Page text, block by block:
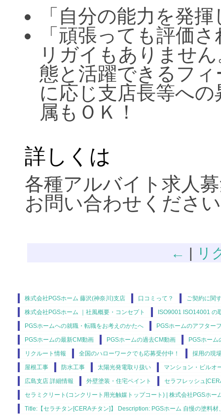
「自分の能力を発
「頑張っても評価
リガイもありませ
態と活躍できるフ
に応じ支店長等へ
属もＯＫ！
詳しくは
各種アルバイト求人
お問い合わせくださ
← | リ
株式会社PGSホーム 藤沢(神奈川)支店 口コミって？
ご契約に関
株式会社PGSホーム ｜社風概要・コンセプト
ISO9001 ISO14001 の
PGSホームへの就職・転職をお考えのかたへ
PGSホームのアフター
PGSホームの最新CM動画
PGSホームの過去CM動画
PGSホーム
リクルート情報
全国のハローワークでも応募受付中！
採用の現
屋根工事
防水工事 太陽光発電取り扱い
マンション・ビルオ
広島支店 詳細情報
外壁塗装・住宅ペイント
セラフレッシュ
セラミクリート(コンクリート用光触媒トップコート) | 株式会社PGSホー
Title:【セラチタン[CERAチタン]】 Description: PGSホーム 自慢の塗料